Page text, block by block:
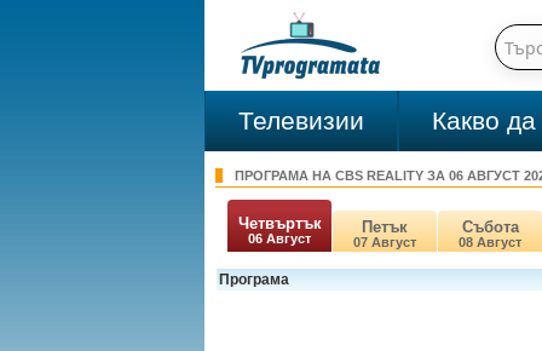
Телевизии Какво
ПРОГРАМА НА CBS REALITY ЗА 06 АВГУСТ
Четвъртък
06 Август
Петък
07 Август
Събота
08 Август
Програма